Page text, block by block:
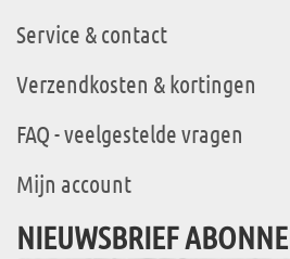
Service & contact
Verzendkosten & kortingen
FAQ - veelgestelde vragen
Mijn account
NIEUWSBRIEF